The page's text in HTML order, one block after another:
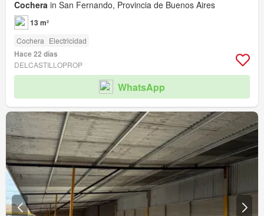
Cochera in San Fernando, Provincia de Buenos Aires
13 m²
Cochera Electricidad
Hace 22 días
DELCASTILLOPROP
WhatsApp